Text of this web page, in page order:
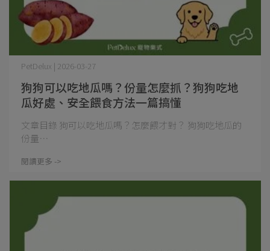
狗狗可以吃地瓜嗎？份量怎麼抓？狗狗吃地
瓜好處、安全餵食方法一篇搞懂
PetDelux | 2026-03-27
文章目錄 狗可以吃地瓜嗎？怎麼餵才對？ 狗狗吃地瓜的
份量⋯
閱讀更多 ->